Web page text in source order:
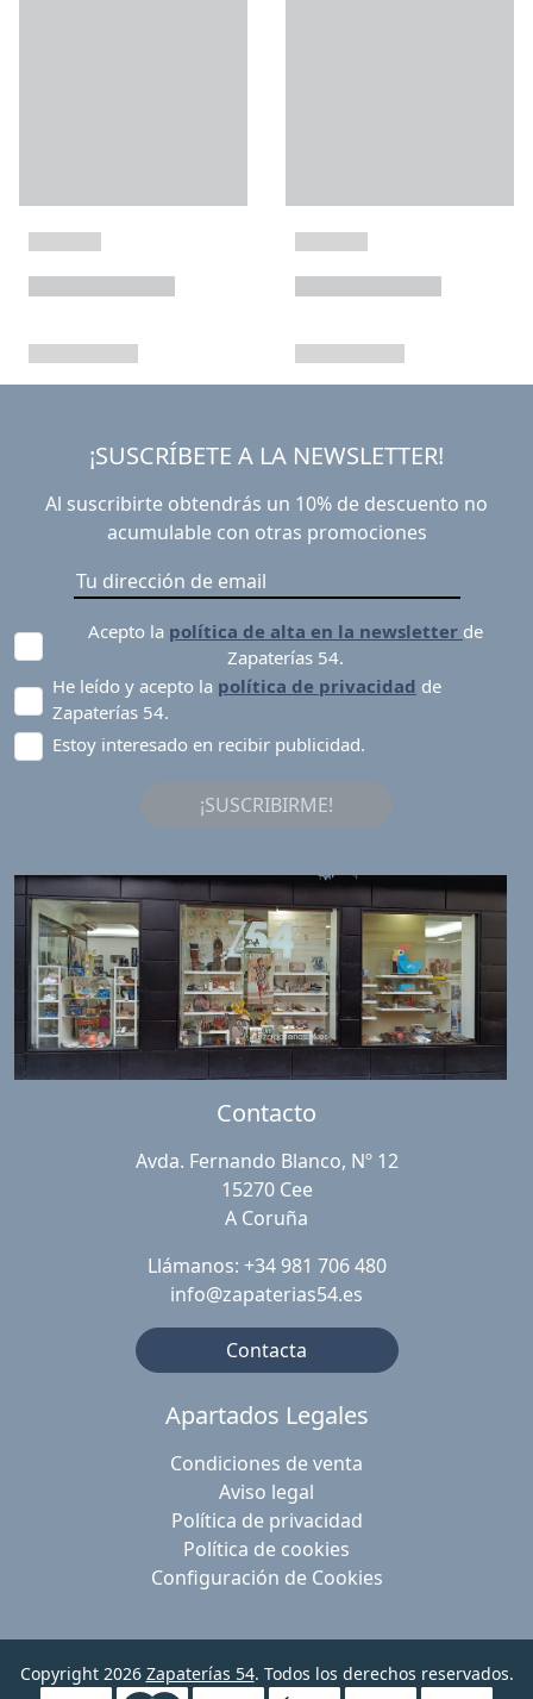
¡SUSCRÍBETE A LA NEWSLETTER!
Al suscribirte obtendrás un 10% de descuento no
acumulable con otras promociones
Acepto la política de alta en la newsletter de
Zapaterías 54.
He leído y acepto la política de privacidad de
Zapaterías 54.
Estoy interesado en recibir publicidad.
¡SUSCRIBIRME!
Contacto
Avda. Fernando Blanco, Nº 12
15270 Cee
A Coruña
Llámanos: +34 981 706 480
info@zapaterias54.es
Contacta
Apartados Legales
Condiciones de venta
Aviso legal
Política de privacidad
Política de cookies
Configuración de Cookies
Copyright 2026 Zapaterías 54. Todos los derechos reservados.